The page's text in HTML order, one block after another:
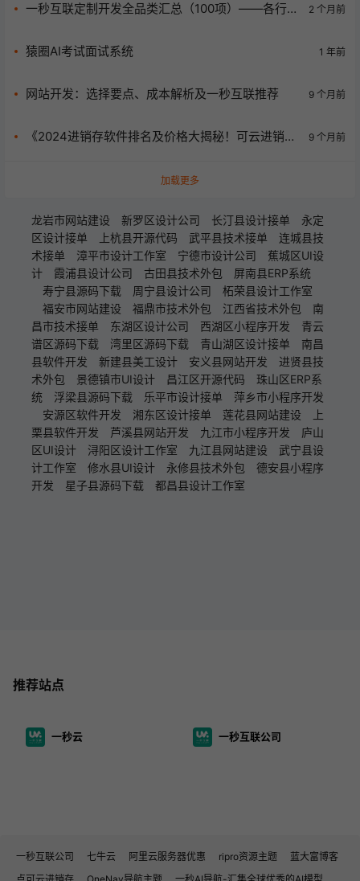
一秒互联定制开发全品类汇总（100项）——各行业
2 个月前
猿圈AI考试面试系统 1 年前
网站开发：选择要点、成本解析及一秒互联推荐 9 个月前
《2024进销存软件排名及价格大揭秘！可云进销存
9 个月前
加载更多
龙岩市网站建设 新罗区设计公司 长汀县设计接单
永定
区设计接单
上杭县开源代码 武平县技术接单
连城县技
术接单
漳平市设计工作室 宁德市设计公司
蕉城区UI设
计
霞浦县设计公司 古田县技术外包
屏南县ERP系统
寿宁县源码下载
周宁县设计公司
柘荣县设计工作室
福安市网站建设
福鼎市技术外包 江西省技术外包
南
昌市技术接单
东湖区设计公司 西湖区小程序开发
青云
谱区源码下载
湾里区源码下载 青山湖区设计接单
南昌
县软件开发
新建县美工设计 安义县网站开发
进贤县技
术外包
景德镇市UI设计 昌江区开源代码
珠山区ERP系
统
浮梁县源码下载 乐平市设计接单
萍乡市小程序开发
安源区软件开发
湘东区设计接单 莲花县网站建设
上
栗县软件开发
芦溪县网站开发 九江市小程序开发
庐山
区UI设计
浔阳区设计工作室 九江县网站建设
武宁县设
计工作室
修水县UI设计 永修县技术外包
德安县小程序
开发
星子县源码下载 都昌县设计工作室
推荐站点
一秒云 一秒互联公司
一秒互联公司 七牛云 阿里云服务器优惠 ripro资源主题
蓝大富博客